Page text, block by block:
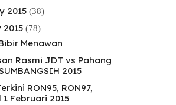
2015 (38)
(78)
Menawan
Rasmi JDT vs Pahang
2015
RON95, RON97,
1 Februari 2015